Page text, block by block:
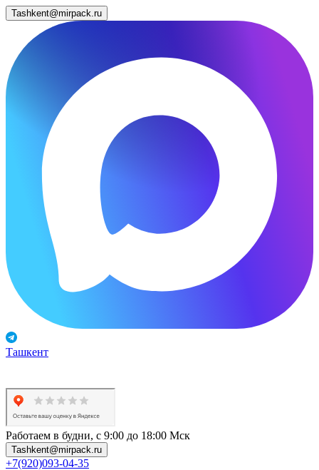
Tashkent@mirpack.ru
Ташкент
Работаем в будни, с 9:00 до 18:00 Мск
Tashkent@mirpack.ru
+7(920)093-04-35